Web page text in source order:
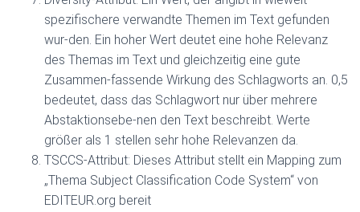
spezifischere verwandte Themen im Text gefunden
wur-den. Ein hoher Wert deutet eine hohe Relevanz
des Themas im Text und gleichzeitig eine gute
Zusammen-fassende Wirkung des Schlagworts an. 0,5
bedeutet, dass das Schlagwort nur über mehrere
Abstaktionsebe-nen den Text beschreibt. Werte
größer als 1 stellen sehr hohe Relevanzen da.
TSCCS-Attribut: Dieses Attribut stellt ein Mapping zum
„Thema Subject Classification Code System“ von
EDITEUR.org bereit